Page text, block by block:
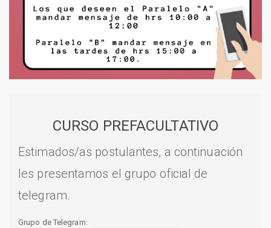
CURSO PREFACULTATIVO
Estimados/as postulantes, a continuación
les presentamos el grupo oficial de
telegram.
Grupo de Telegram: